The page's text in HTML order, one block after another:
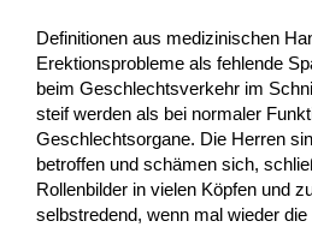
Definitionen aus medizinischen
Erektionsprobleme als fehlende
beim Geschlechtsverkehr im
steif werden als bei normaler
Geschlechtsorgane. Die Herren
betroffen und schämen sich,
Rollenbilder in vielen Köpfen und
selbstredend, wenn mal wieder